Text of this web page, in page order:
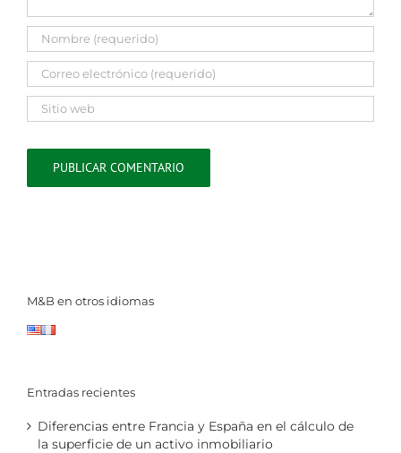
M&B en otros idiomas
Entradas recientes
Diferencias entre Francia y España en el cálculo de
la superficie de un activo inmobiliario